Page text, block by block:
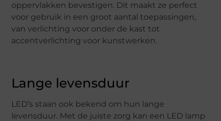
oppervlakken bevestigen. Dit maakt ze perfect
voor gebruik in een groot aantal toepassingen,
van verlichting voor onder de kast tot
accentverlichting voor kunstwerken.
Lange levensduur
LED’s staan ook bekend om hun lange
levensduur. Met de juiste zorg kan een LED lamp